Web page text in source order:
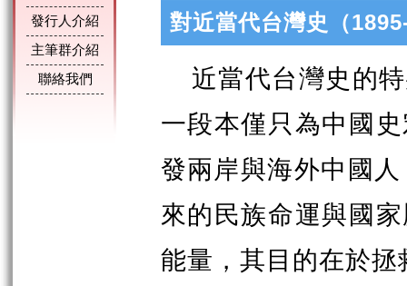
發行人介紹
主筆群介紹
聯絡我們
對近當代台灣史（
近當代台灣史的
一段本僅只為中國
發兩岸與海外中國
來的民族命運與國
能量，其目的在於